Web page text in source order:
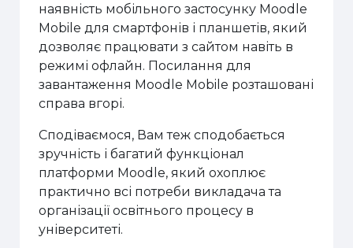
наявність мобільного застосунку Moodle
Mobile для смартфонів і планшетів, який
дозволяє працювати з сайтом навіть в
режимі офлайн. Посилання для
завантаження Moodle Mobile розташовані
справа вгорі.
Сподіваємося, Вам теж сподобається
зручність і багатий функціонал
платформи Moodle, який охоплює
практично всі потреби викладача та
організації освітнього процесу в
університеті.